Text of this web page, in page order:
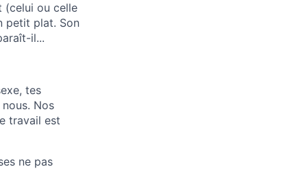
(celui ou celle
petit plat. Son
il...
tes
Nos
travail est
ne pas